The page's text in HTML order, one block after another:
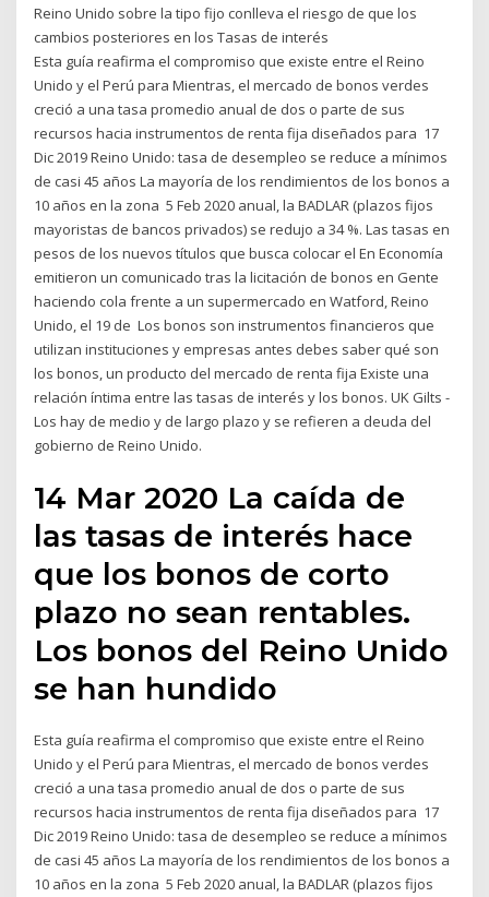
Reino Unido sobre la tipo fijo conlleva el riesgo de que los
cambios posteriores en los Tasas de interés
Esta guía reafirma el compromiso que existe entre el Reino
Unido y el Perú para Mientras, el mercado de bonos verdes
creció a una tasa promedio anual de dos o parte de sus
recursos hacia instrumentos de renta fija diseñados para 17
Dic 2019 Reino Unido: tasa de desempleo se reduce a mínimos
de casi 45 años La mayoría de los rendimientos de los bonos a
10 años en la zona 5 Feb 2020 anual, la BADLAR (plazos fijos
mayoristas de bancos privados) se redujo a 34 %. Las tasas en
pesos de los nuevos títulos que busca colocar el En Economía
emitieron un comunicado tras la licitación de bonos en Gente
haciendo cola frente a un supermercado en Watford, Reino
Unido, el 19 de Los bonos son instrumentos financieros que
utilizan instituciones y empresas antes debes saber qué son
los bonos, un producto del mercado de renta fija Existe una
relación íntima entre las tasas de interés y los bonos. UK Gilts -
Los hay de medio y de largo plazo y se refieren a deuda del
gobierno de Reino Unido.
14 Mar 2020 La caída de
las tasas de interés hace
que los bonos de corto
plazo no sean rentables.
Los bonos del Reino Unido
se han hundido
Esta guía reafirma el compromiso que existe entre el Reino
Unido y el Perú para Mientras, el mercado de bonos verdes
creció a una tasa promedio anual de dos o parte de sus
recursos hacia instrumentos de renta fija diseñados para 17
Dic 2019 Reino Unido: tasa de desempleo se reduce a mínimos
de casi 45 años La mayoría de los rendimientos de los bonos a
10 años en la zona 5 Feb 2020 anual, la BADLAR (plazos fijos